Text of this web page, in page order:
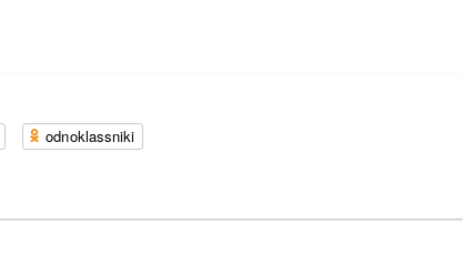
odnoklassniki